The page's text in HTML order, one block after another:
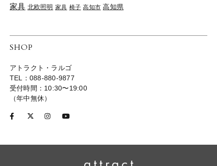
家具 北欧照明 家具 椅子 高知市 高知県
SHOP
アトラクト・ラルゴ
TEL：088-880-9877
受付時間：10:30〜19:00
（年中無休）